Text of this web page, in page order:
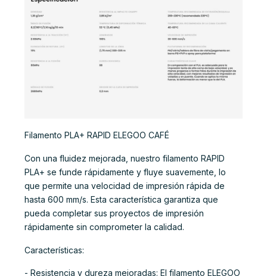
Filamento PLA+ RAPID ELEGOO CAFÉ
Con una fluidez mejorada, nuestro filamento RAPID
PLA+ se funde rápidamente y fluye suavemente, lo
que permite una velocidad de impresión rápida de
hasta 600 mm/s. Esta característica garantiza que
pueda completar sus proyectos de impresión
rápidamente sin comprometer la calidad.
Características:
- Resistencia y dureza mejoradas: El filamento ELEGOO